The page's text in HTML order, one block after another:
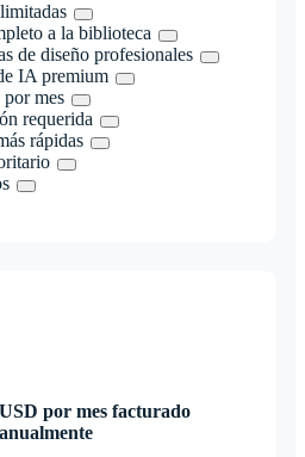
a la biblioteca
de diseño profesionales
IA premium
mes
requerida
rápidas
USD por mes facturado
anualmente